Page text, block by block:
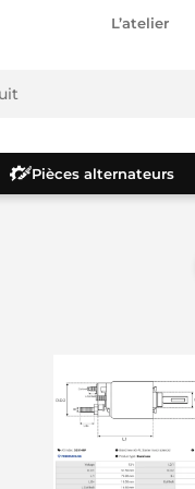
L’atelier
Pièces alternateurs